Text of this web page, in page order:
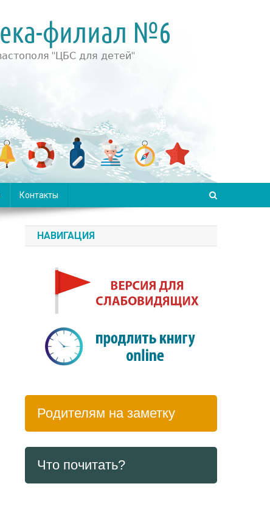
Контакты
НАВИГАЦИЯ
Родителям на заметку
Что почитать?